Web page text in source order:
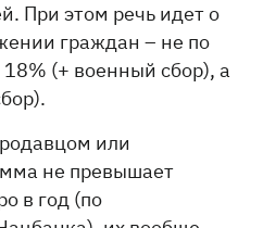
При этом речь идет о
граждан – не по
(+ военный сбор), а
или
не превышает
в год (по